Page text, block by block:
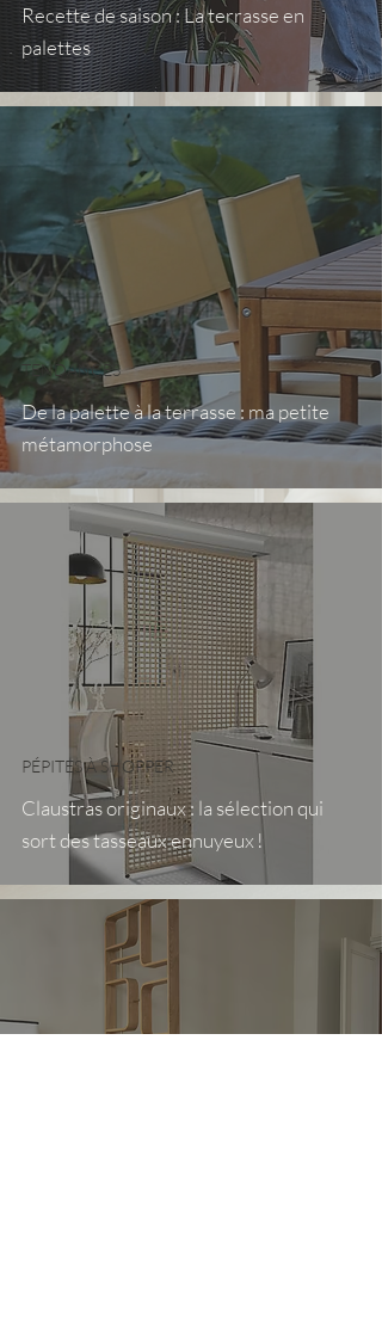
Recette de saison : La terrasse en
palettes
De la palette à la terrasse : ma petite
métamorphose
TENDANCES
Claustras originaux : la sélection qui
sort des tasseaux ennuyeux !
PÉPITES À SHOPPER